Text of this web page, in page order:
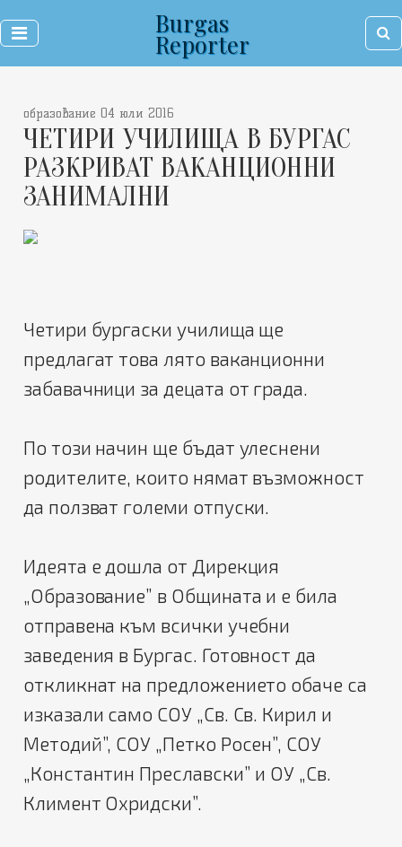
Burgas
Reporter
образование 04 юли 2016
ЧЕТИРИ УЧИЛИЩА В БУРГАС
РАЗКРИВАТ ВАКАНЦИОННИ
ЗАНИМАЛНИ
Четири бургаски училища ще
предлагат това лято ваканционни
забавачници за децата от града.
По този начин ще бъдат улеснени
родителите, които нямат възможност
да ползват големи отпуски.
Идеята е дошла от Дирекция
„Образование” в Общината и е била
отправена към всички учебни
заведения в Бургас. Готовност да
откликнат на предложението обаче са
изказали само СОУ „Св. Св. Кирил и
Методий”, СОУ „Петко Росен”, СОУ
„Константин Преславски” и ОУ „Св.
Климент Охридски”.